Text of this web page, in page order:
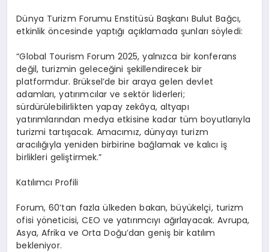
Dünya Turizm Forumu Enstitüsü Başkanı Bulut Bağcı,
etkinlik öncesinde yaptığı açıklamada şunları söyledi:
“Global Tourism Forum 2025, yalnızca bir konferans
değil, turizmin geleceğini şekillendirecek bir
platformdur. Brüksel’de bir araya gelen devlet
adamları, yatırımcılar ve sektör liderleri;
sürdürülebilirlikten yapay zekâya, altyapı
yatırımlarından medya etkisine kadar tüm boyutlarıyla
turizmi tartışacak. Amacımız, dünyayı turizm
aracılığıyla yeniden birbirine bağlamak ve kalıcı iş
birlikleri geliştirmek.”
Katılımcı Profili
Forum, 60’tan fazla ülkeden bakan, büyükelçi, turizm
ofisi yöneticisi, CEO ve yatırımcıyı ağırlayacak. Avrupa,
Asya, Afrika ve Orta Doğu’dan geniş bir katılım
bekleniyor.